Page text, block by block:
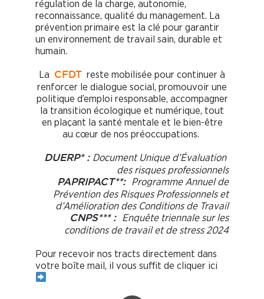
régulation de la charge, autonomie,
reconnaissance, qualité du management. La
prévention primaire est la clé pour garantir
un environnement de travail sain, durable et
humain.
La CFDT
reste mobilisée pour continuer à
renforcer le dialogue social, promouvoir une
politique d’emploi responsable, accompagner
la transition écologique et numérique, tout
en plaçant la santé mentale et le bien-être
au cœur de nos préoccupations.
DUERP* : Document Unique d’Évaluation
des risques professionnels
PAPRIPACT**: Programme Annuel de
Prévention des Risques Professionnels et
d’Amélioration des Conditions de Travail
CNPS*** : Enquête triennale sur les
conditions de travail et de stress 2024
Pour recevoir nos tracts directement dans
votre boîte mail, il vous suffit de cliquer ici